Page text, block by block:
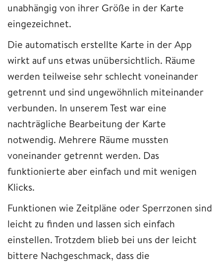
unabhängig von ihrer Größe in der Karte
eingezeichnet.
Die automatisch erstellte Karte in der App
wirkt auf uns etwas unübersichtlich. Räume
werden teilweise sehr schlecht voneinander
getrennt und sind ungewöhnlich miteinander
verbunden. In unserem Test war eine
nachträgliche Bearbeitung der Karte
notwendig. Mehrere Räume mussten
voneinander getrennt werden. Das
funktionierte aber einfach und mit wenigen
Klicks.
Funktionen wie Zeitpläne oder Sperrzonen sind
leicht zu finden und lassen sich einfach
einstellen. Trotzdem blieb bei uns der leicht
bittere Nachgeschmack, dass die